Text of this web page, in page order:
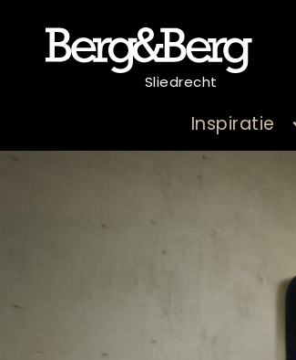
Sliedrecht
Inspiratie